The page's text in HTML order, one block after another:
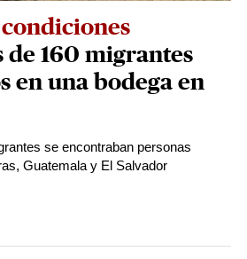
de 160 migrantes
en una bodega en
se encontraban personas
Guatemala y El Salvador